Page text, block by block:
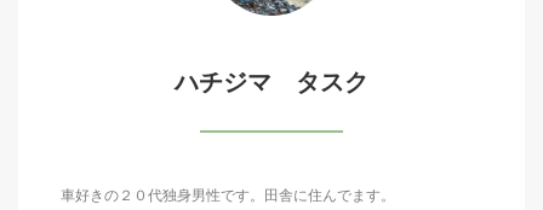
ハチジマ タスク
車好きの２０代独身男性です。田舎に住んでます。